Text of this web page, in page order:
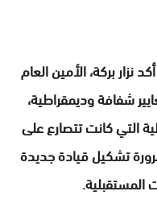
نزار بركة، الأمين العام
شفافة وديمقراطية،
التي كانت تتصارع على
تشكيل قيادة جديدة
المستقبلية.